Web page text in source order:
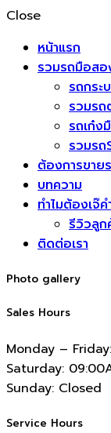
Close
หน้าแรก
รวมรถมือส
รถกระ
รวมร
รถเก๋ง
รวมรถ
ต้องการขาย
บทความ
ทำไมต้องเจ๊
รีวิวลูก
ติดต่อเรา
Photo gallery
Sales Hours
Monday – Friday:
Saturday:
Sunday: Closed
Service Hours